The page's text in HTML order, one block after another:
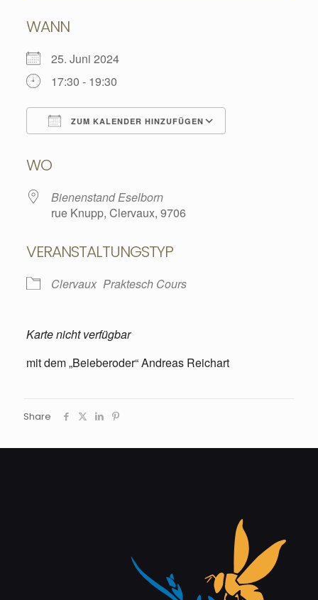
WANN
25. Juni 2024
17:30 - 19:30
ZUM KALENDER HINZUFÜGEN
WO
Bienenstand Eselborn
rue Knupp, Clervaux, 9706
VERANSTALTUNGSTYP
Clervaux Praktesch Cours
Karte nicht verfügbar
mit dem „Beieberoder“ Andreas Reichart
Share